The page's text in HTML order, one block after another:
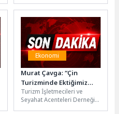
Edebiyat tarihimizin en
önemli yazarlarından...
Ekonomi
Murat Çavga: “Çin
Turizminde Ektiğimiz
Tohumlar Filiz Vermeye
Başladı”
Turizm İşletmecileri ve
Seyahat Acenteleri Derneği